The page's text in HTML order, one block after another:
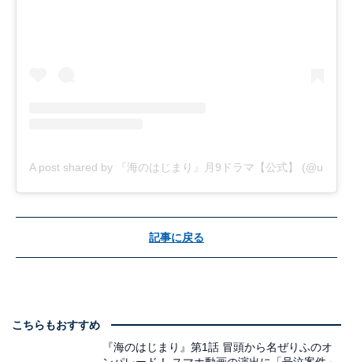
A post shared by 『海のはじまり』月9ドラマ【公式】
記事に戻る
こちらもおすすめ
『海のはじまり』第1話 冒頭から名ぜりふのオ